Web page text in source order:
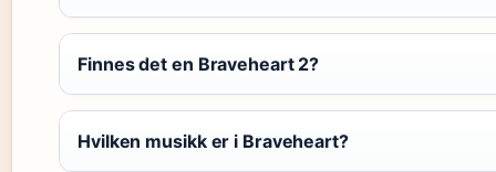
Finnes det en Braveheart 2?
Hvilken musikk er i Braveheart?